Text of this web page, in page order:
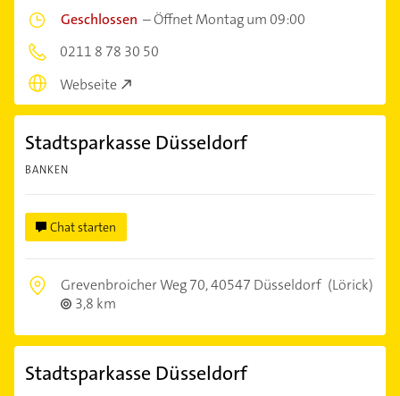
Geschlossen –Öffnet Montag um 09:00
0211 8 78 30 50
Webseite
Stadtsparkasse Düsseldorf
BANKEN
Chat starten
Grevenbroicher Weg 70,40547 Düsseldorf (Lörick)
3,8 km
Stadtsparkasse Düsseldorf